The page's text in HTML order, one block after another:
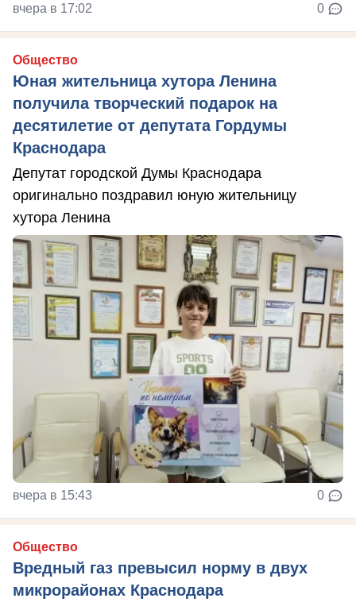
вчера в 17:02 0
Общество
Юная жительница хутора Ленина
получила творческий подарок на
десятилетие от депутата Гордумы
Краснодара
Депутат городской Думы Краснодара
оригинально поздравил юную жительницу
хутора Ленина
вчера в 15:43 0
Общество
Вредный газ превысил норму в двух
микрорайонах Краснодара